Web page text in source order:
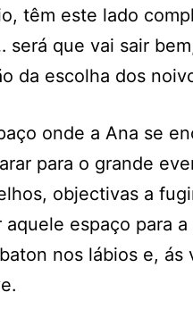
têm este lado
que vai sair
da escolha dos
onde a Ana se
para o grande
objectivas a
espaço para a
nos lábios e, ás